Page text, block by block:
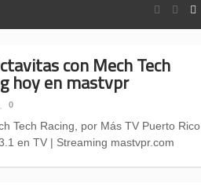
con Mech Tech
hoy en mastvpr
0
Tech Racing, por Más TV Puerto Rico
en TV | Streaming mastvpr.com